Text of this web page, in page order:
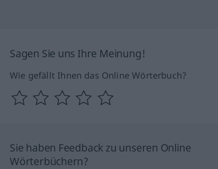
Sagen Sie uns Ihre Meinung!
Wie gefällt Ihnen das Online Wörterbuch?
Sie haben Feedback zu unseren Online
Wörterbüchern?